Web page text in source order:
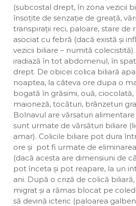
(subcostal drept, în zona vezicii
însoțite de senzație de greață,
transpirații reci, paloare, stare de
asociat cu febră (dacă există și
vezicii biliare – numită
iradiază în tot abdomenul, în
drept. De obicei colica biliară
noaptea, la câteva ore dupa o
bogată în grăsimi, ouă,
maioneză, tocături, brânzeturi
Bolnavul are vărsaturi
sunt urmate de vărsături biliare
amar). Colicile biliare pot dura
ore și pot fi urmate de
(dacă acesta are dimensiuni de
pot înceta și pot reapare, la un
ani. După o criză de colică
migrat și a rămas blocat pe
să devină icteric (paloarea